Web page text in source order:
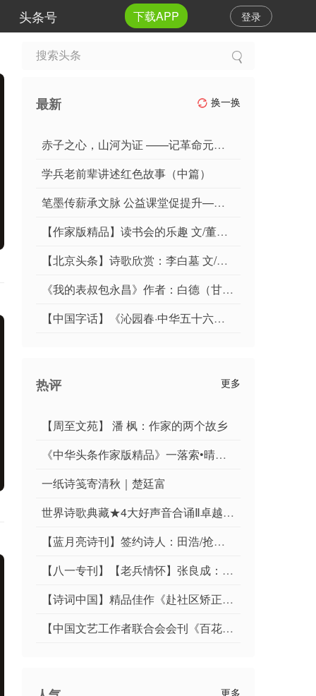
登录
头条号 下载APP
最新 换一换
赤子之心，山河为证 ——记革命元勋李井泉的四川岁月 纪实散文 陈学林（江西临川）
学兵老前辈讲述红色故事（中篇）
笔墨传薪承文脉 公益课堂促提升——朱復戡艺术研究院开展书法公益授课活动
【作家版精品】读书会的乐趣 文/董晓敏
【北京头条】诗歌欣赏：李白墓 文/张明
《我的表叔包永昌》作者：白德（甘肃）编辑制作：段广亭【都市头条采菊东篱文学社】
【中国字话】《沁园春·中华五十六个民族》文/丛延春//制作/田爽【第期】
热评 更多
【周至文苑】 潘 枫：作家的两个故乡
《中华头条作家版精品》一落索•晴日暑蒸（秦观体）词/[张福安]平安是福（河北）
一纸诗笺寄清秋｜楚廷富
世界诗歌典藏★4大好声音合诵Ⅱ卓越诗人：胡仲超《白桦思乡文集之六.中华街坊聚会》 金牌主播:简约 新绿 苓 龙之梦
【蓝月亮诗刊】签约诗人：田浩/抢秋膘
【八一专刊】【老兵情怀】张良成：《贺兰山从军情》/《难忘临朐接兵地》·北京头条·西安头条·都市头条发布！
【诗词中国】精品佳作《赴社区矫正管理局开展国防宣讲有感》作者：范世林
【中国文艺工作者联合会会刊《百花园地》特刊‖陕西作家杨建印先生精彩小说《晚情难暖》027】荐赏
更多